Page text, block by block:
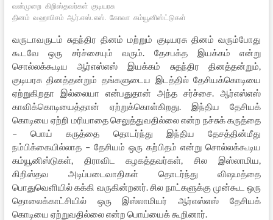
வன்முறை கிறிஸ்தவர்கள் குடியரசு
தினம் வஹாபிசம் ஆர்.எஸ்.எஸ். கோவா கம்யூனிஸ்ட்டுகள்
வருடாவருடம் சுதந்திர தினம் மற்றும் குடியரசு தினம் வரும்போது
கூடவே ஒரு சர்ச்சையும் வரும். தேசபக்த இயக்கம் என்று
சொல்லக்கூடிய ஆர்எஸ்எஸ் இயக்கம் சுதந்திர தினத்தன்றும்,
குடியரசு தினத்தன்றும் தங்களுடைய இடத்தில் தேசியக்கொடியை
ஏற்றுகிறதா இல்லையா என்பதுதான் அந்த சர்ச்சை. ஆர்எஸ்எஸ்
காவிக்கொடியைத்தான் ஏற்றுக்கொள்கிறது. இந்திய தேசியக்
கொடியை ஏற்றி மரியாதை செலுத்துவதில்லை என்ற நச்சுக் கருத்தை
– பொய் கருத்தை தொடர்ந்து இந்திய தேசத்தின்மீது
நம்பிக்கையில்லாத – தேசியம் ஒரு கற்பிதம் என்று சொல்லக்கூடிய
கம்யூனிஸ்டுகள், திராவிட கழகத்தவர்கள், சில இஸ்லாமிய,
கிறிஸ்தவ அடிப்படைவாதிகள் தொடர்ந்து விஷமத்தை
பொதுவெளியில் கக்கி வருகின்றனர். சில நாட்களுக்கு முன்கூட ஒரு
தொலைக்காட்சியில் ஒரு இஸ்லாமியர் ஆர்எஸ்எஸ் தேசியக்
கொடியை ஏற்றுவதில்லை என்ற பொய்யைக் கூறினார்.